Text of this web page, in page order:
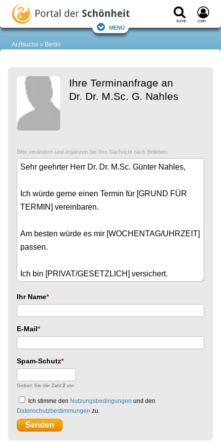
Suche Login
Menü
Arztsuche Berlin
Ihre Terminanfrage an
Dr. Dr. M.Sc. G. Nahles
Bitte verändern und ergänzen Sie Ihre Nachricht nach Belieben:
Ihr Name
E-Mail
Spam-Schutz
Geben Sie die Zahl 2 ein
Ich stimme den Nutzungsbedingungen und den
Datenschutzbestimmungen zu.